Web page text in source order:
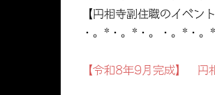
【円相寺副住職のイベント
・。*・。*・。・。*・。*
【令和8年9月完成】 円